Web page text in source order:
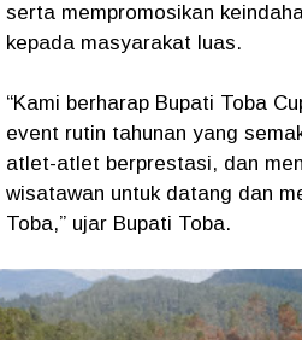
serta mempromosikan
kepada masyarakat luas.
“Kami berharap Bupati Toba
event rutin tahunan yang
atlet-atlet berprestasi, dan
wisatawan untuk datang dan
Toba,” ujar Bupati Toba.